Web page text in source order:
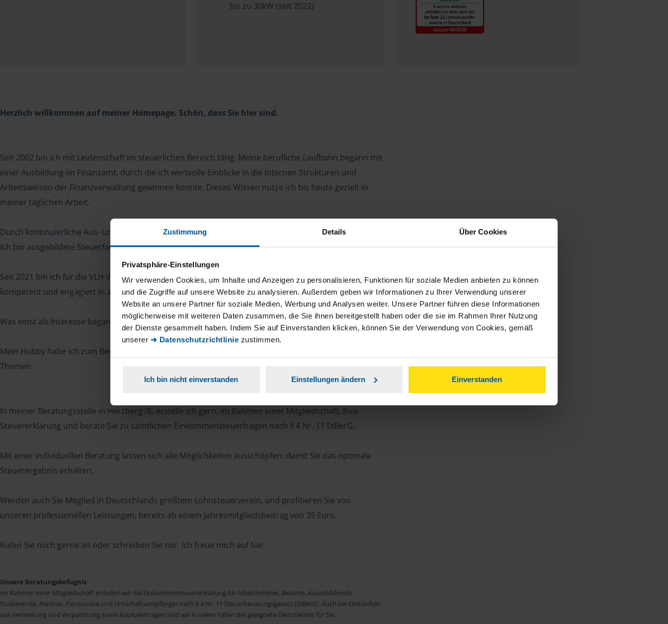
Zustimmung Details Über Cookies
Privatsphäre-Einstellungen
Wir verwenden Cookies, um Inhalte und Anzeigen zu personalisieren, Funktionen für soziale Medien anbieten zu können
und die Zugriffe auf unsere Website zu analysieren. Außerdem geben wir Informationen zu Ihrer Verwendung unserer
Website an unsere Partner für soziale Medien, Werbung und Analysen weiter. Unsere Partner führen diese Informationen
möglicherweise mit weiteren Daten zusammen, die Sie ihnen bereitgestellt haben oder die sie im Rahmen Ihrer Nutzung
der Dienste gesammelt haben. Indem Sie auf Einverstanden klicken, können Sie der Verwendung von Cookies, gemäß
unserer ➔ Datenschutzrichtlinie zustimmen.
Ich bin nicht einverstanden Einstellungen ändern Einverstanden
bis zu 30kW (seit 2022)
Herzlich willkommen auf meiner Homepage. Schön, dass Sie hier sind.
Seit 2002 bin ich mit Leidenschaft im steuerlichen Bereich tätig. Meine berufliche Laufbahn begann mit
einer Ausbildung im Finanzamt, durch die ich wertvolle Einblicke in die internen Strukturen und
Arbeitsweisen der Finanzverwaltung gewinnen konnte. Dieses Wissen nutze ich bis heute gezielt in
meiner täglichen Arbeit.
Durch kontinuierliche Aus- und Weiterbildungen habe ich meine fachliche Kompetenz stetig erweitert.
Ich bin ausgebildete Steuerfachangestellte sowie Lohnbuchhalterin und Buchhalterin.
Seit 2021 bin ich für die VLH Vereinigte Lohnsteuerhilfe e. V. tätig und unterstütze meine Mitglieder
kompetent und engagiert in allen Fragen rund um die Einkommensteuer.
Was einst als Interesse begann, ist heute mein Beruf geworden:
Mein Hobby habe ich zum Beruf gemacht – mit Fachwissen, Engagement und Freude an steuerlichen
Themen.
In meiner Beratungsstelle in Herzberg /E. erstelle ich gern, im Rahmen einer Mitgliedschaft, Ihre
Steuererklärung und berate Sie zu sämtlichen Einkommensteuerfragen nach § 4 Nr. 11 StBerG.
Mit einer individuellen Beratung lassen sich alle Möglichkeiten ausschöpfen, damit Sie das optimale
Steuerergebnis erhalten.
Werden auch Sie Mitglied in Deutschlands größtem Lohnsteuerverein, und profitieren Sie von
unseren professionellen Leistungen, bereits ab einem Jahresmitgliedsbeitrag von 39 Euro.
Rufen Sie mich gerne an oder schreiben Sie mir. Ich freue mich auf Sie!
Unsere Beratungsbefugnis
Im Rahmen einer Mitgliedschaft erstellen wir die Einkommensteuererklärung für Arbeitnehmer, Beamte, Auszubildende,
Studierende, Rentner, Pensionäre und Unterhaltsempfänger nach § 4 Nr. 11 Steuerberatungsgesetz (StBerG). Auch bei Einkünften
aus Vermietung und Verpachtung sowie Kapitalerträgen sind wir in vielen Fällen der geeignete Dienstleister für Sie.